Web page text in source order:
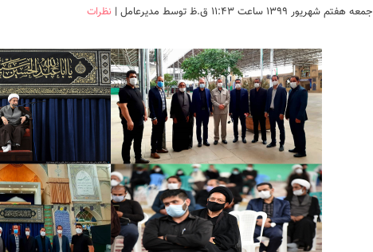
جمعه هفتم شهریور ۱۳۹۹ ساعت ۱۱:۴۳ ق.ظ توسط مدیرعامل | نظرات